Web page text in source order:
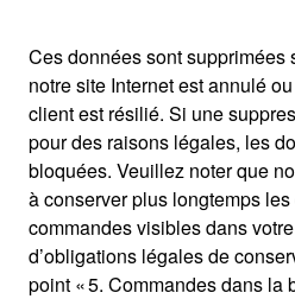
Ces données sont supprimées
notre site Internet est annulé
client est résilié. Si une
pour des raisons légales, les
bloquées. Veuillez noter que
à conserver plus longtemps
commandes visibles dans
d’obligations légales de
point « 5. Commandes dans la